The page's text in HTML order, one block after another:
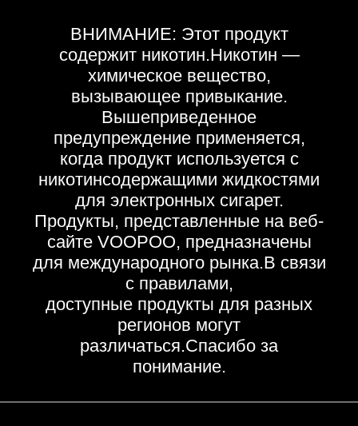
ВНИМАНИЕ: Этот продукт
содержит никотин.Никотин —
химическое вещество,
вызывающее привыкание.
Вышеприведенное
предупреждение применяется,
когда продукт используется с
никотинсодержащими жидкостями
для электронных сигарет.
Продукты, представленные на веб-
сайте VOOPOO, предназначены
для международного рынка.В связи
с правилами,
доступные продукты для разных
регионов могут
различаться.Спасибо за
понимание.